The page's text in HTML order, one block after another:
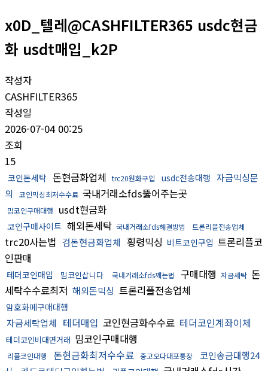
x0D_텔레@CASHFILTER365 usdc현금
화 usdt매입_k2P
작성자
CASHFILTER365
작성일
2026-07-04 00:25
조회
15
코인돈세탁 돈현금화업체 trc20원화구입 usdc전송대행 자금믹싱문
의
코인믹싱최저수수료 국내거래소fds뚫어주는곳
밈코인구매대행 usdt현금화
코인구매사이트 해외돈세탁 국내거래소fds해결방법 트론리플전송업체
trc20사는법 검돈현금화업체 횡령믹싱 비트코인구입 트론리플코
인판매
테더코인매입 밈코인삽니다 국내거래소fds깨는법 구매대행 자금세탁 돈
세탁수수료최저 해외돈믹싱 트론리플전송업체
암호화폐구매대행
자금세탁업체 테더매입 코인현금화수수료 테더코인계좌이체
테더코인비대면거래 밈코인구매대행
리플코인대행 돈현금화최저수수료 중고오다대포통장
코인송금대행24